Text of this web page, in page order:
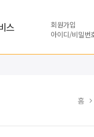
스
회원가입
아이디/비밀번
홈